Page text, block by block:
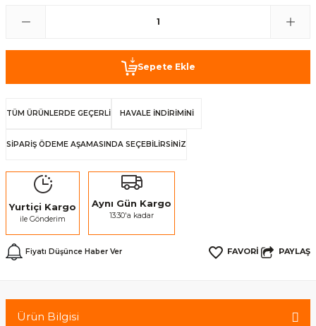
Sepete Ekle
TÜM ÜRÜNLERDE GEÇERLİ HAVALE İNDİRİMİNİ
SİPARİŞ ÖDEME AŞAMASINDA SEÇEBİLİRSİNİZ
Yurtiçi Kargo
ile Gönderim
Aynı Gün Kargo
13:30'a kadar
Fiyatı Düşünce Haber Ver PAYLAŞ
Ürün Bilgisi